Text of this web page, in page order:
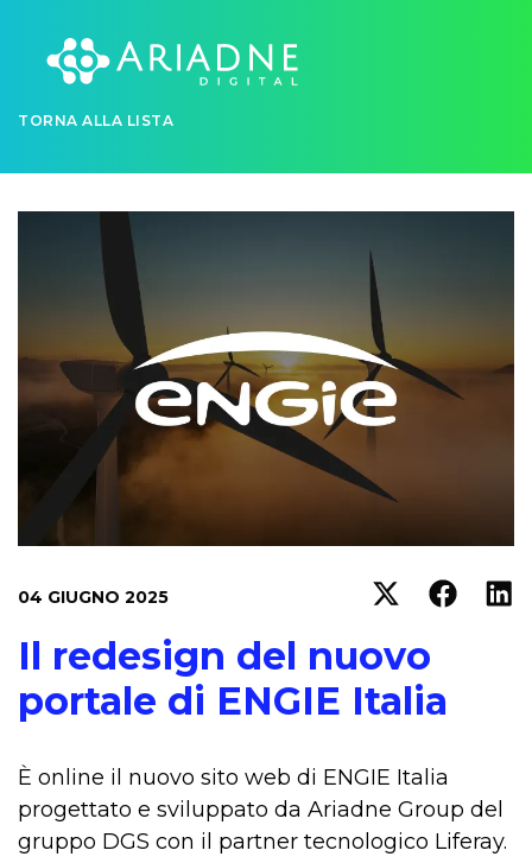
TORNA ALLA LISTA
04 GIUGNO 2025
Il redesign del nuovo
portale di ENGIE Italia
È online il nuovo sito web di ENGIE Italia
progettato e sviluppato da Ariadne Group del
gruppo DGS con il partner tecnologico Liferay.